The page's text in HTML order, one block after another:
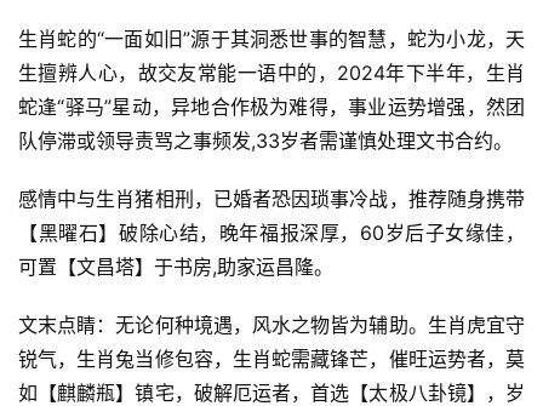
生肖蛇的“一面如旧”源于其洞悉世事的智慧，蛇为小龙，天
生擅辨人心，故交友常能一语中的，2024年下半年，生肖
蛇逢“驿马”星动，异地合作极为难得，事业运势增强，然团
队停滞或领导责骂之事频发,33岁者需谨慎处理文书合约。
感情中与生肖猪相刑，已婚者恐因琐事冷战，推荐随身携带
【黑曜石】破除心结，晚年福报深厚，60岁后子女缘佳，
可置【文昌塔】于书房,助家运昌隆。
文末点睛：无论何种境遇，风水之物皆为辅助。生肖虎宜守
锐气，生肖兔当修包容，生肖蛇需藏锋芒，催旺运势者，莫
如【麒麟瓶】镇宅，破解厄运者，首选【太极八卦镜】，岁